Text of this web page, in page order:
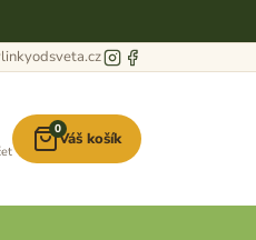
Nákupní
košík
0
Váš košík